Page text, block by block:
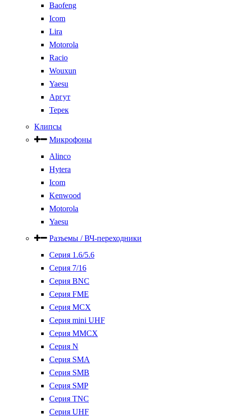
Baofeng
Icom
Lira
Motorola
Racio
Wouxun
Yaesu
Аргут
Терек
Клипсы
Микрофоны
Alinco
Hytera
Icom
Kenwood
Motorola
Yaesu
Разъемы / ВЧ-переходники
Серия 1.6/5.6
Серия 7/16
Серия BNC
Серия FME
Серия MCX
Серия mini UHF
Серия MMCX
Серия N
Серия SMA
Серия SMB
Серия SMP
Серия TNC
Серия UHF